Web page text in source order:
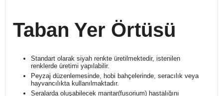
Taban Yer Örtüsü
Standart olarak siyah renkte üretilmektedir, istenilen
renklerde üretimi yapılabilir.
Peyzaj düzenlemesinde, hobi bahçelerinde, seracılık veya
hayvancılıkta kullanılmaktadır.
Seralarda oluşabilecek mantar(fusorium) hastalığını